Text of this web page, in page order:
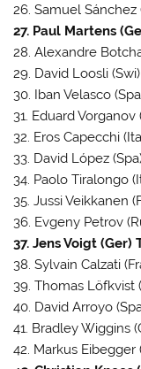
26. Samuel Sánchez
27. Paul Martens
28. Alexandre
29. David Loosli
30. Iban Velasco
31. Eduard
32. Eros Capecchi
33. David López
34. Paolo Tiralongo
35. Jussi Veikkanen
36. Evgeny Petrov
37. Jens Voigt (Ger)
38. Sylvain Calzati
39. Thomas Löfkvist
40. David Arroyo
41. Bradley Wiggins
42. Markus